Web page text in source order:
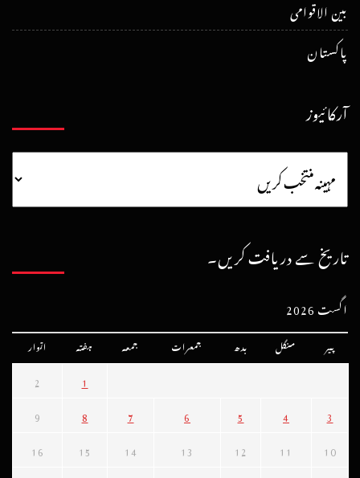
بین الاقوامی
پاکستان
آرکائیوز
تاریخ سے دریافت کریں۔
اگست 2026
پیر منگل بدھ جمعرات جمعہ ہفتہ اتوار
1
2
3
4
5
6
7
8
9
10
11
12
13
14
15
16